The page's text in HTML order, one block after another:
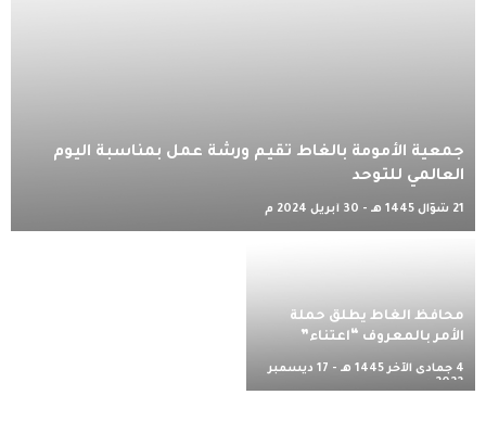
جمعية الأمومة بالغاط تقيم ورشة عمل بمناسبة اليوم
العالمي للتوحد
21 شوّال 1445 هـ - 30 أبريل 2024 م
محافظ الغاط يطلق حملة
الأمر بالمعروف “اعتناء”
4 جمادى الآخر 1445 هـ - 17 ديسمبر
2023 م